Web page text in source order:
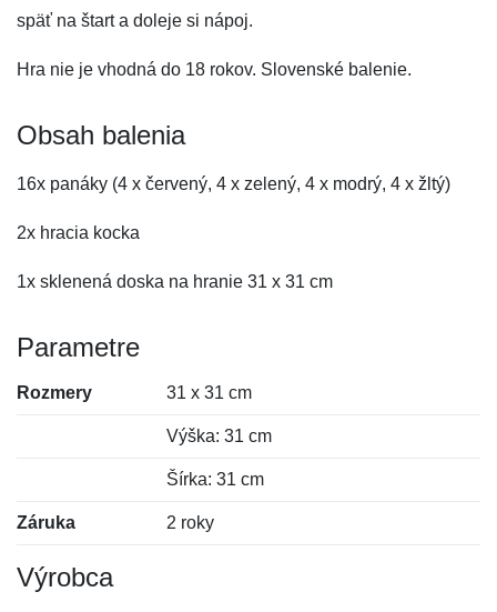
späť na štart a doleje si nápoj.
Hra nie je vhodná do 18 rokov. Slovenské balenie.
Obsah balenia
16x panáky (4 x červený, 4 x zelený, 4 x modrý, 4 x žltý)
2x hracia kocka
1x sklenená doska na hranie 31 x 31 cm
Parametre
Rozmery 31 x 31 cm
Výška: 31 cm
Šírka: 31 cm
Záruka 2 roky
Výrobca